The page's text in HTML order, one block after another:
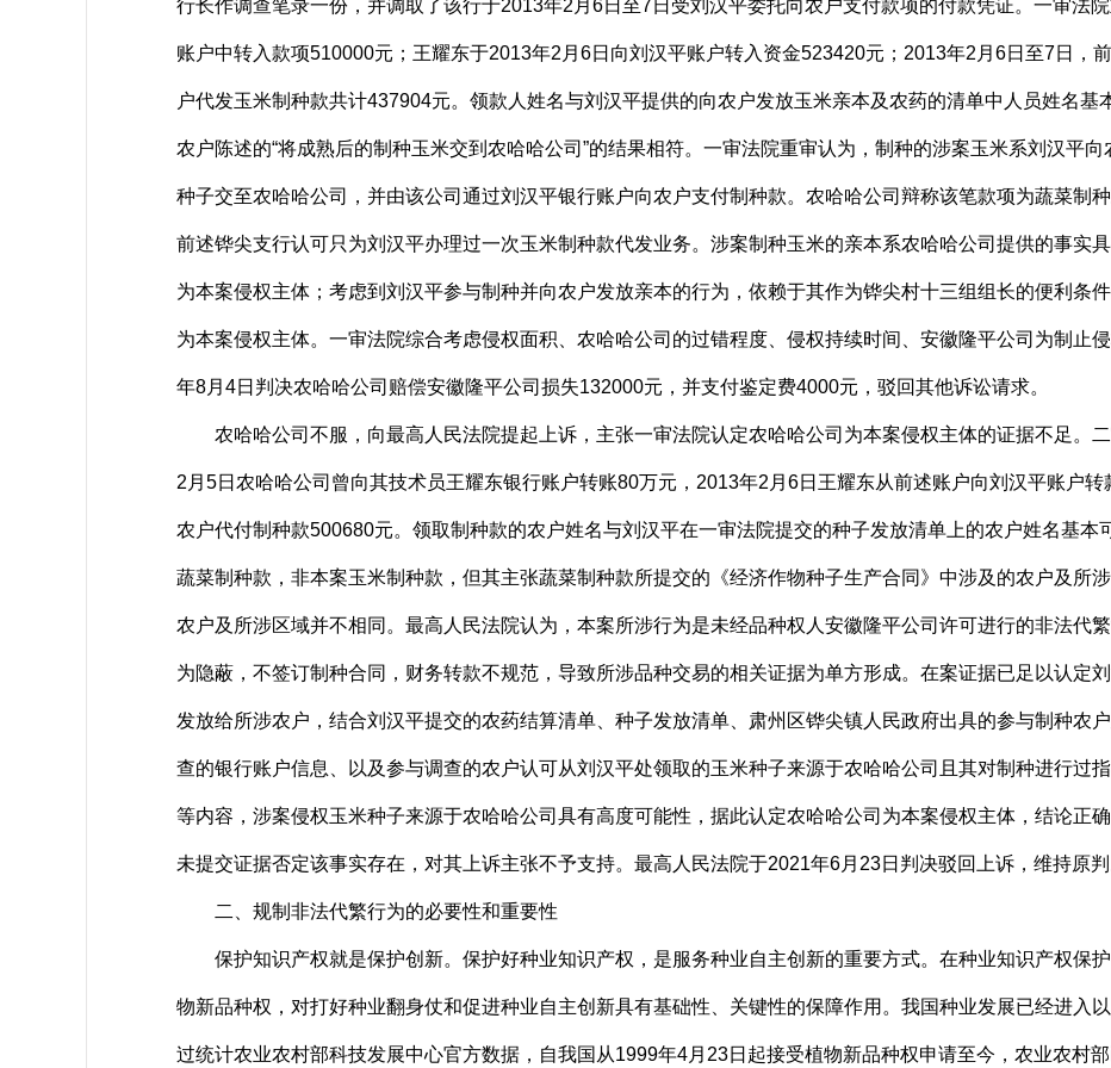
行长作调查笔录一份，并调取了该行于2013年2月6日至7日受刘汉平委托向农户支付款项的付款凭证。一审法
账户中转入款项510000元；王耀东于2013年2月6日向刘汉平账户转入资金523420元；2013年2月6日至7日，
户代发玉米制种款共计437904元。领款人姓名与刘汉平提供的向农户发放玉米亲本及农药的清单中人员姓名基
农户陈述的“将成熟后的制种玉米交到农哈哈公司”的结果相符。一审法院重审认为，制种的涉案玉米系刘汉平
种子交至农哈哈公司，并由该公司通过刘汉平银行账户向农户支付制种款。农哈哈公司辩称该笔款项为蔬菜制
前述铧尖支行认可只为刘汉平办理过一次玉米制种款代发业务。涉案制种玉米的亲本系农哈哈公司提供的事实
为本案侵权主体；考虑到刘汉平参与制种并向农户发放亲本的行为，依赖于其作为铧尖村十三组组长的便利条
为本案侵权主体。一审法院综合考虑侵权面积、农哈哈公司的过错程度、侵权持续时间、安徽隆平公司为制止
年8月4日判决农哈哈公司赔偿安徽隆平公司损失132000元，并支付鉴定费4000元，驳回其他诉讼请求。
农哈哈公司不服，向最高人民法院提起上诉，主张一审法院认定农哈哈公司为本案侵权主体的证据不足。
2月5日农哈哈公司曾向其技术员王耀东银行账户转账80万元，2013年2月6日王耀东从前述账户向刘汉平账户
农户代付制种款500680元。领取制种款的农户姓名与刘汉平在一审法院提交的种子发放清单上的农户姓名基本
蔬菜制种款，非本案玉米制种款，但其主张蔬菜制种款所提交的《经济作物种子生产合同》中涉及的农户及所
农户及所涉区域并不相同。最高人民法院认为，本案所涉行为是未经品种权人安徽隆平公司许可进行的非法代
为隐蔽，不签订制种合同，财务转款不规范，导致所涉品种交易的相关证据为单方形成。在案证据已足以认定
发放给所涉农户，结合刘汉平提交的农药结算清单、种子发放清单、肃州区铧尖镇人民政府出具的参与制种农
查的银行账户信息、以及参与调查的农户认可从刘汉平处领取的玉米种子来源于农哈哈公司且其对制种进行过
等内容，涉案侵权玉米种子来源于农哈哈公司具有高度可能性，据此认定农哈哈公司为本案侵权主体，结论正
未提交证据否定该事实存在，对其上诉主张不予支持。最高人民法院于2021年6月23日判决驳回上诉，维持原判
二、规制非法代繁行为的必要性和重要性
保护知识产权就是保护创新。保护好种业知识产权，是服务种业自主创新的重要方式。在种业知识产权保
物新品种权，对打好种业翻身仗和促进种业自主创新具有基础性、关键性的保障作用。我国种业发展已经进入
过统计农业农村部科技发展中心官方数据，自我国从1999年4月23日起接受植物新品种权申请至今，农业农村